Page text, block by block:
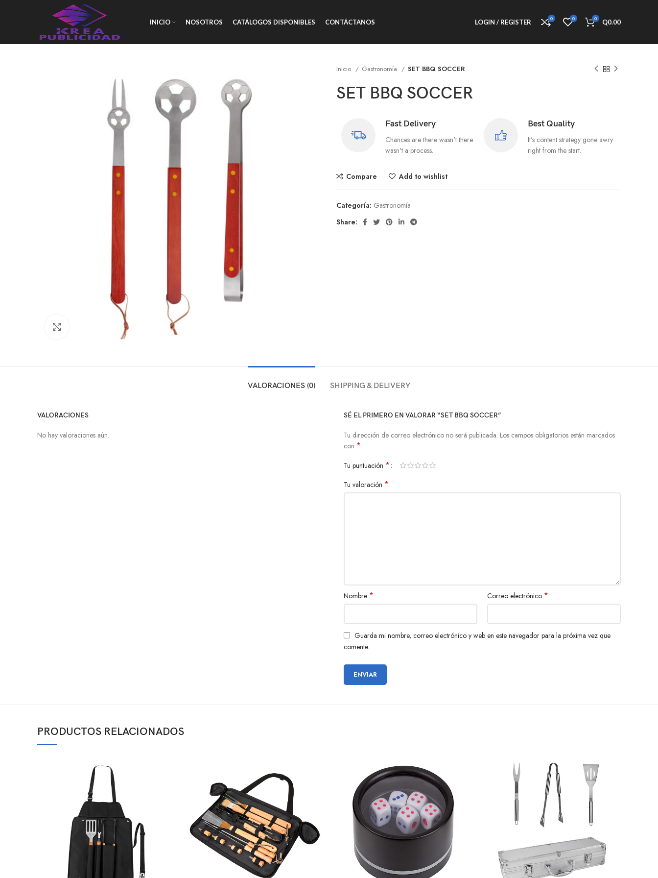
INICIO NOSOTROS CATÁLOGOS DISPONIBLES CONTÁCTANOS LOGIN / REGISTER 0 0 0 Q0.00
Inicio Gastronomía SET BBQ SOCCER
SET BBQ SOCCER
Fast Delivery
Chances are there wasn't there
wasn't a process.
Best Quality
It's content strategy gone awry
right from the start.
Compare Add to wishlist
Categoría: Gastronomía
Share:
VALORACIONES (0) SHIPPING & DELIVERY
VALORACIONES
No hay valoraciones aún.
SÉ EL PRIMERO EN VALORAR “SET BBQ SOCCER”
Tu dirección de correo electrónico no será publicada. Los campos obligatorios están marcados
con *
Tu puntuación *
Tu valoración *
Nombre * Correo electrónico *
Guarda mi nombre, correo electrónico y web en este navegador para la próxima vez que
comente.
PRODUCTOS RELACIONADOS